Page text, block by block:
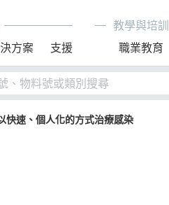
方案 支援
教學與培訓
職業教育
快速、個人化的方式治療感染